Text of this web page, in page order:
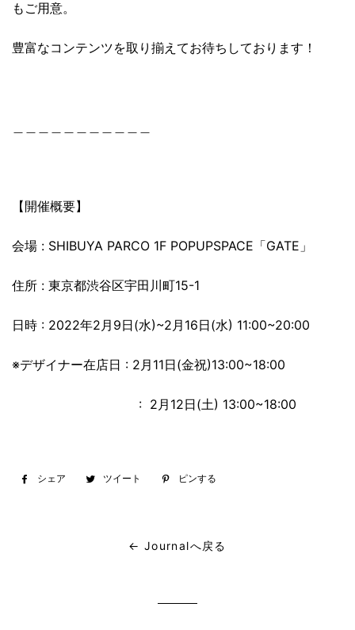
もご用意。
豊富なコンテンツを取り揃えてお待ちしております！
【開催概要】
会場 : SHIBUYA PARCO 1F POPUPSPACE 「GATE 」
住所 : 東京都渋谷区宇田川町15-1
日時 : 2022年2月 9日(水)~2月 16日(水) 11:00~20:00
※デザイナー在店日 : 2月 11日(金祝)13:00~18:00
: 2月12日(土) 13:00~18:00
シェア
Facebookツイート
Twitter
す
ピンする
← Journalへ戻る